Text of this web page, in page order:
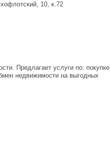
10, к.72
Предлагает услуги по: покупке
недвижимости на выгодных